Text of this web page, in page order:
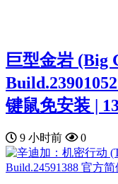
巨型金岩 (Big
键鼠免安装 |
9 小时前 0